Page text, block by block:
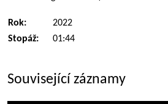
Rok:
2022
Stopáž:
01:44
Související záznamy